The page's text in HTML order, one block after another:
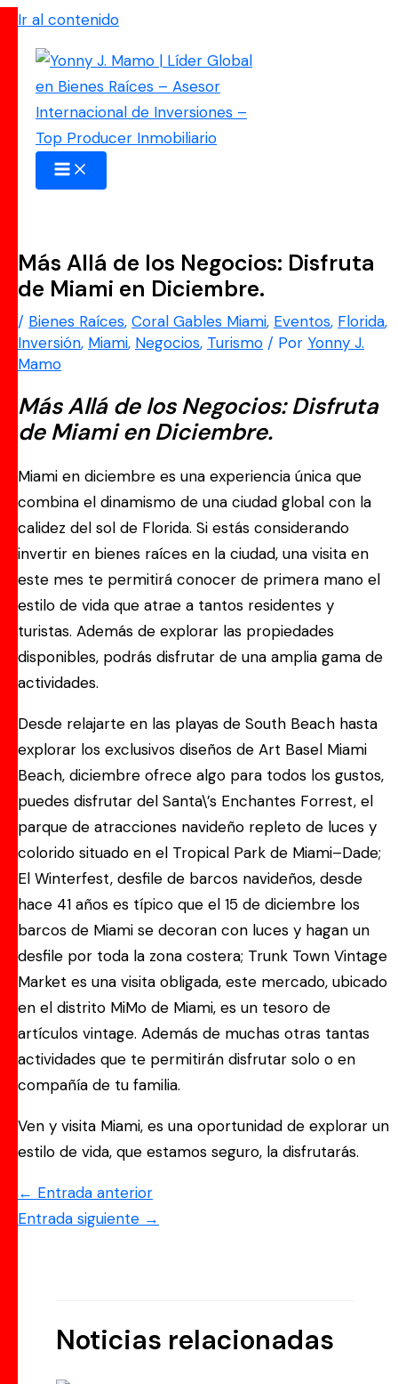
Ir al contenido
Más Allá de los Negocios: Disfruta
de Miami en Diciembre.
/ Bienes Raíces, Coral Gables Miami, Eventos, Florida,
Inversión, Miami, Negocios, Turismo / Por Yonny J.
Mamo
Más Allá de los Negocios: Disfruta
de Miami en Diciembre.
Miami en diciembre es una experiencia única que
combina el dinamismo de una ciudad global con la
calidez del sol de Florida. Si estás considerando
invertir en bienes raíces en la ciudad, una visita en
este mes te permitirá conocer de primera mano el
estilo de vida que atrae a tantos residentes y
turistas. Además de explorar las propiedades
disponibles, podrás disfrutar de una amplia gama de
actividades.
Desde relajarte en las playas de South Beach hasta
explorar los exclusivos diseños de Art Basel Miami
Beach, diciembre ofrece algo para todos los gustos,
puedes disfrutar del Santa\’s Enchantes Forrest, el
parque de atracciones navideño repleto de luces y
colorido situado en el Tropical Park de Miami–Dade;
El Winterfest, desfile de barcos navideños, desde
hace 41 años es típico que el 15 de diciembre los
barcos de Miami se decoran con luces y hagan un
desfile por toda la zona costera; Trunk Town Vintage
Market es una visita obligada, este mercado, ubicado
en el distrito MiMo de Miami, es un tesoro de
artículos vintage. Además de muchas otras tantas
actividades que te permitirán disfrutar solo o en
compañía de tu familia.
Ven y visita Miami, es una oportunidad de explorar un
estilo de vida, que estamos seguro, la disfrutarás.
← Entrada anterior
Entrada siguiente →
Noticias relacionadas